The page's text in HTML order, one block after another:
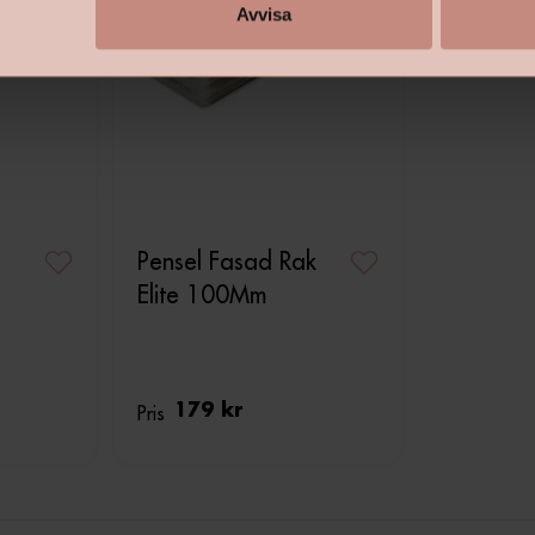
Avvisa
Pensel Fasad Rak
Elite 100Mm
Pris 179 kr